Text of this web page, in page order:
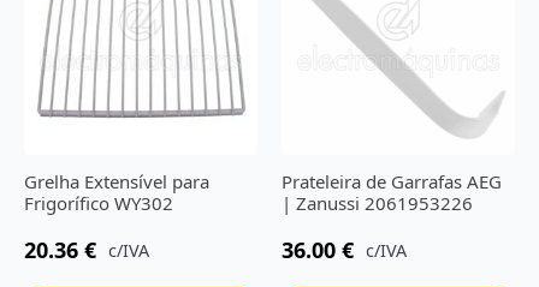
Grelha Extensível para
Frigorífico WY302
20.36 € c/IVA
Prateleira de Garrafas AEG
| Zanussi 2061953226
36.00 € c/IVA